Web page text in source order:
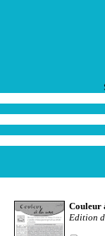
Couleur
Edition